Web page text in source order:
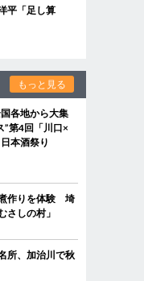
平「足し算
もっと見る
各地から大集
第4回「川口×
本酒祭り
作りを体験 埼
さしの村」
所、加治川で秋